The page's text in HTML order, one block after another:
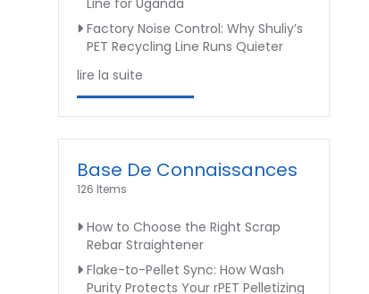
Line for Uganda
Factory Noise Control: Why Shuliy’s
PET Recycling Line Runs Quieter
lire la suite
Base De Connaissances
126 Items
How to Choose the Right Scrap
Rebar Straightener
Flake-to-Pellet Sync: How Wash
Purity Protects Your rPET Pelletizing